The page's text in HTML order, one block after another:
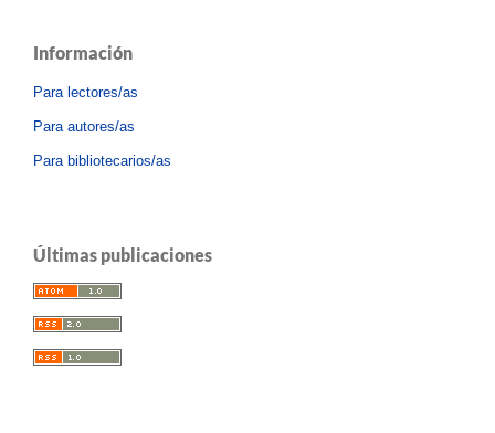
Información
Para lectores/as
Para autores/as
Para bibliotecarios/as
Últimas publicaciones